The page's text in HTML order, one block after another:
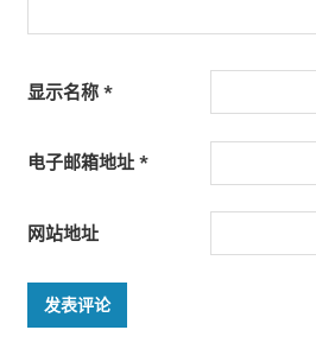
显示名称 *
电子邮箱地址 *
网站地址